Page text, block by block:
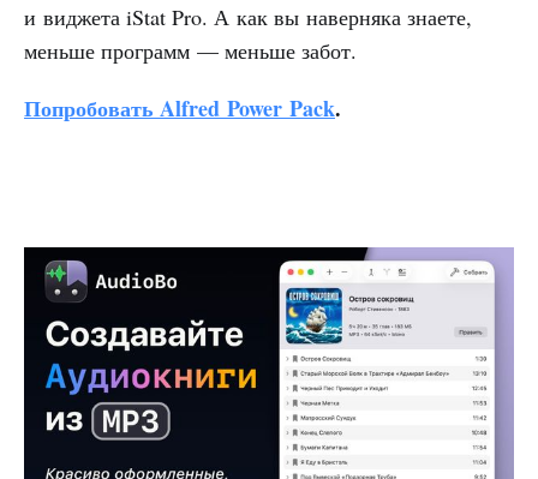
и виджета iStat Pro. А как вы наверняка знаете,
меньше программ — меньше забот.
Попробовать Alfred Power Pack.